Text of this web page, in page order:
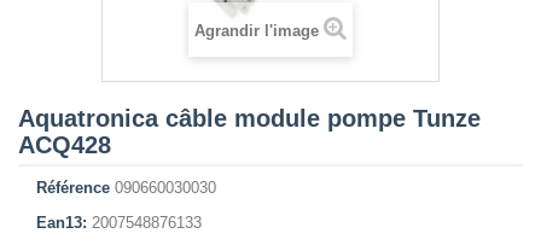
Agrandir l'image
Aquatronica câble module pompe Tunze
ACQ428
Référence 090660030030
Ean13: 2007548876133